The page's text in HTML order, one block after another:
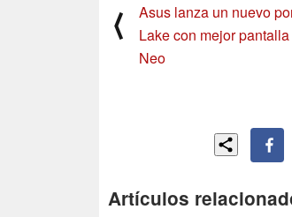
⟨
Asus lanza un nuevo
Lake con mejor
Neo
Artículos